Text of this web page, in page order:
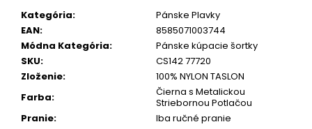
Kategória:
Pánske Plavky
EAN:
8585071003744
Módna Kategória:
Pánske kúpacie šortky
SKU:
CS142 77720
Zloženie:
100% NYLON TASLON
Farba:
Čierna s Metalickou
Striebornou Potlačou
Pranie:
Iba ručné pranie